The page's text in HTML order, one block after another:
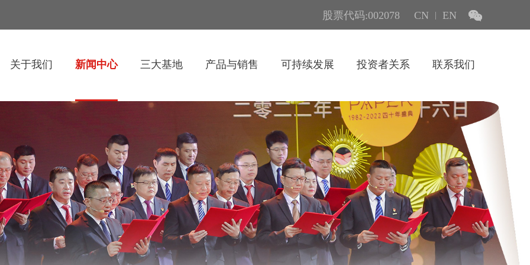
股票代码:002078 CN EN
关于我们 新闻中心 三大基地 产品与销售 可持续发展 投资者关系 联系我们